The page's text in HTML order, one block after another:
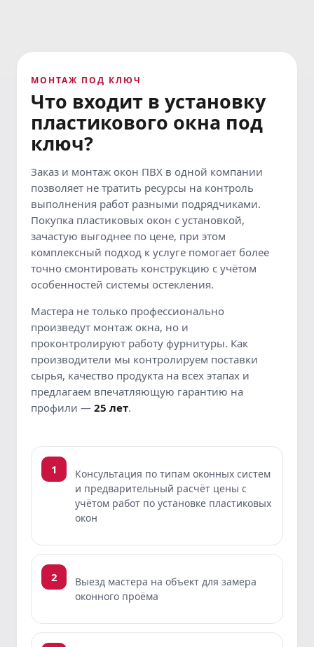
МОНТАЖ ПОД КЛЮЧ
Что входит в установку
пластикового окна под
ключ?
Заказ и монтаж окон ПВХ в одной компании
позволяет не тратить ресурсы на контроль
выполнения работ разными подрядчиками.
Покупка пластиковых окон с установкой,
зачастую выгоднее по цене, при этом
комплексный подход к услуге помогает более
точно смонтировать конструкцию с учётом
особенностей системы остекления.
Мастера не только профессионально
произведут монтаж окна, но и
проконтролируют работу фурнитуры. Как
производители мы контролируем поставки
сырья, качество продукта на всех этапах и
предлагаем впечатляющую гарантию на
профили — 25 лет.
1
Консультация по типам оконных систем
и предварительный расчёт цены с
учётом работ по установке пластиковых
окон
2
Выезд мастера на объект для замера
оконного проёма